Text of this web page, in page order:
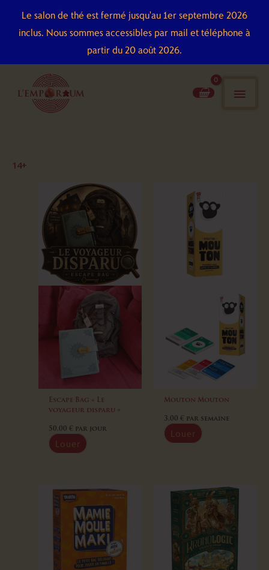
Le salon de thé est fermé jusqu'au 1er septembre 2026
inclus. Nous sommes accessibles par mail et téléphone à
partir du 20 août 2026.
contenu
14+
Escape Bag « Le
voyageur disparu »
50,00 € par jour
Louer
Mouton Mouton
3,00 € par semaine
Louer